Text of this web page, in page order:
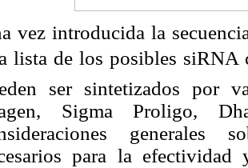
vez introducida la
lista de los posibles siRNA
ser sintetizados por
Sigma Proligo,
generales
para la